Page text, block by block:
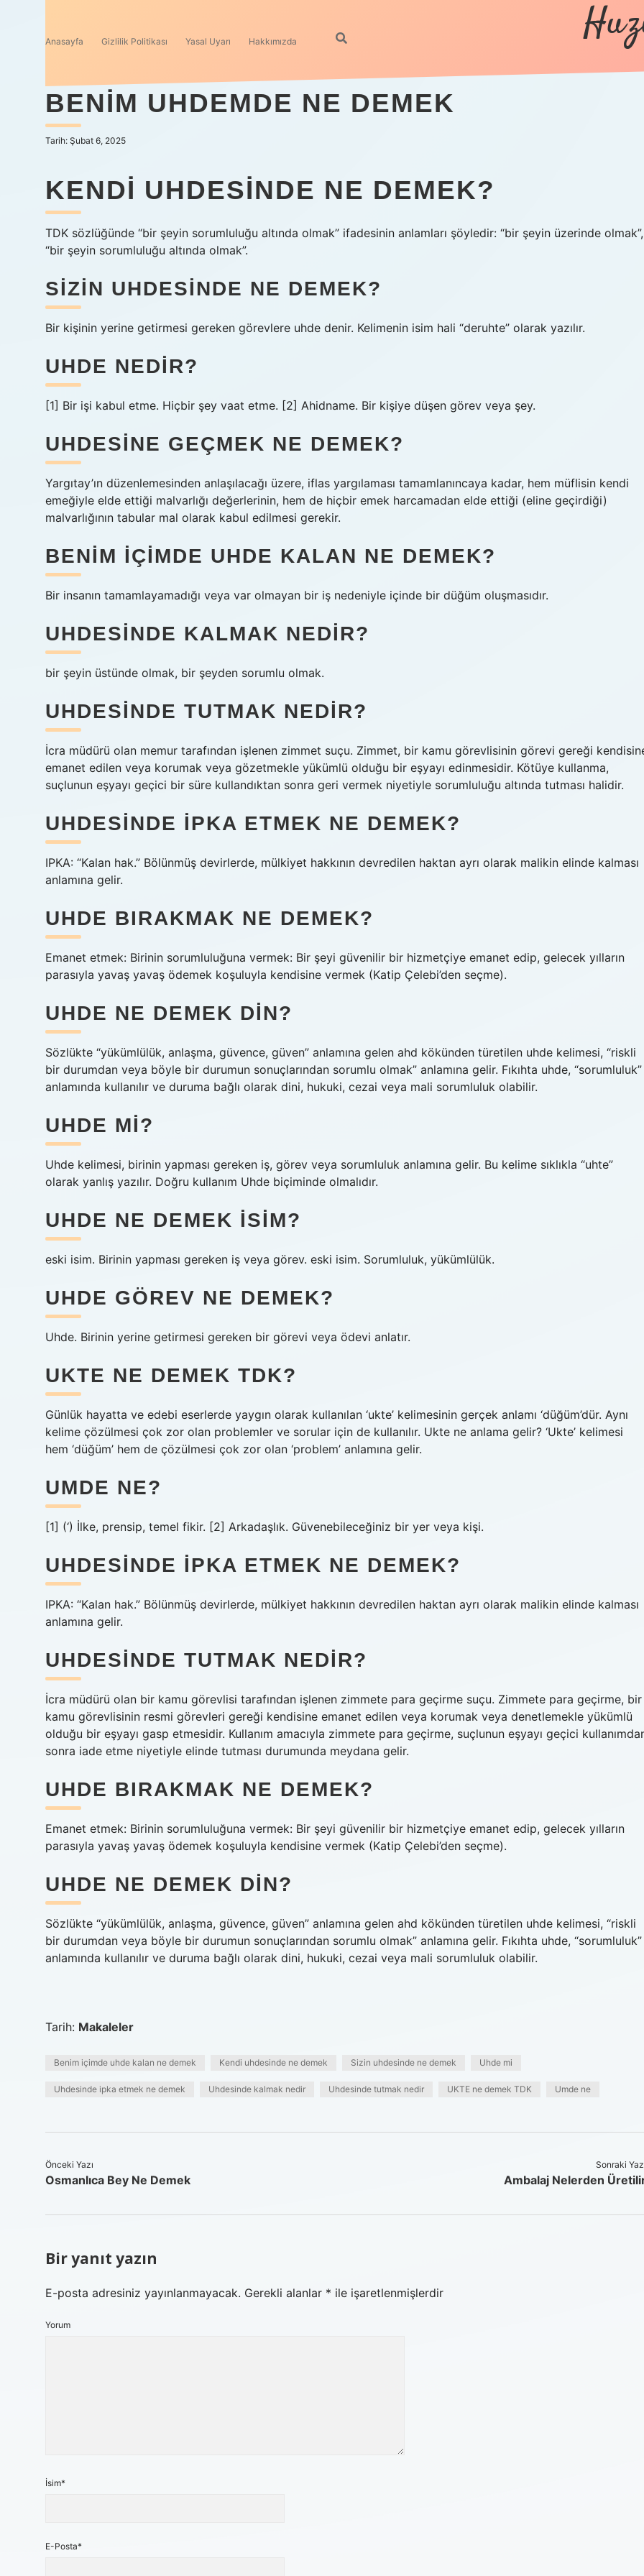
Anasayfa Gizlilik Politikası Yasal Uyarı Hakkımızda
BENIM UHDEMDE NE DEMEK
Tarih: Şubat 6, 2025
KENDI UHDESINDE NE DEMEK?
TDK sözlüğünde “bir şeyin sorumluluğu altında olmak” ifadesinin anlamları şöyledir: “bir şeyin üzerinde olmak”,
“bir şeyin sorumluluğu altında olmak”.
SIZIN UHDESINDE NE DEMEK?
Bir kişinin yerine getirmesi gereken görevlere uhde denir. Kelimenin isim hali “deruhte” olarak yazılır.
UHDE NEDIR?
[1] Bir işi kabul etme. Hiçbir şey vaat etme. [2] Ahidname. Bir kişiye düşen görev veya şey.
UHDESINE GEÇMEK NE DEMEK?
Yargıtay’ın düzenlemesinden anlaşılacağı üzere, iflas yargılaması tamamlanıncaya kadar, hem müflisin kendi
emeğiyle elde ettiği malvarlığı değerlerinin, hem de hiçbir emek harcamadan elde ettiği (eline geçirdiği)
malvarlığının tabular mal olarak kabul edilmesi gerekir.
BENIM IÇIMDE UHDE KALAN NE DEMEK?
Bir insanın tamamlayamadığı veya var olmayan bir iş nedeniyle içinde bir düğüm oluşmasıdır.
UHDESINDE KALMAK NEDIR?
bir şeyin üstünde olmak, bir şeyden sorumlu olmak.
UHDESINDE TUTMAK NEDIR?
İcra müdürü olan memur tarafından işlenen zimmet suçu. Zimmet, bir kamu görevlisinin görevi gereği
emanet edilen veya korumak veya gözetmekle yükümlü olduğu bir eşyayı edinmesidir. Kötüye kullanma,
suçlunun eşyayı geçici bir süre kullandıktan sonra geri vermek niyetiyle sorumluluğu altında tutması halidir.
UHDESINDE IPKA ETMEK NE DEMEK?
IPKA: “Kalan hak.” Bölünmüş devirlerde, mülkiyet hakkının devredilen haktan ayrı olarak malikin elinde kalması
anlamına gelir.
UHDE BIRAKMAK NE DEMEK?
Emanet etmek: Birinin sorumluluğuna vermek: Bir şeyi güvenilir bir hizmetçiye emanet edip, gelecek yılların
parasıyla yavaş yavaş ödemek koşuluyla kendisine vermek (Katip Çelebi’den seçme).
UHDE NE DEMEK DIN?
Sözlükte “yükümlülük, anlaşma, güvence, güven” anlamına gelen ahd kökünden türetilen uhde kelimesi, “riskli
bir durumdan veya böyle bir durumun sonuçlarından sorumlu olmak” anlamına gelir. Fıkıhta uhde, “sorumluluk”
anlamında kullanılır ve duruma bağlı olarak dini, hukuki, cezai veya mali sorumluluk olabilir.
UHDE MI?
Uhde kelimesi, birinin yapması gereken iş, görev veya sorumluluk anlamına gelir. Bu kelime sıklıkla “uhte”
olarak yanlış yazılır. Doğru kullanım Uhde biçiminde olmalıdır.
UHDE NE DEMEK ISIM?
eski isim. Birinin yapması gereken iş veya görev. eski isim. Sorumluluk, yükümlülük.
UHDE GÖREV NE DEMEK?
Uhde. Birinin yerine getirmesi gereken bir görevi veya ödevi anlatır.
UKTE NE DEMEK TDK?
Günlük hayatta ve edebi eserlerde yaygın olarak kullanılan ‘ukte’ kelimesinin gerçek anlamı ‘düğüm’dür. Aynı
kelime çözülmesi çok zor olan problemler ve sorular için de kullanılır. Ukte ne anlama gelir? ‘Ukte’ kelimesi
hem ‘düğüm’ hem de çözülmesi çok zor olan ‘problem’ anlamına gelir.
UMDE NE?
[1] (‘) İlke, prensip, temel fikir. [2] Arkadaşlık. Güvenebileceğiniz bir yer veya kişi.
UHDESINDE IPKA ETMEK NE DEMEK?
IPKA: “Kalan hak.” Bölünmüş devirlerde, mülkiyet hakkının devredilen haktan ayrı olarak malikin elinde kalması
anlamına gelir.
UHDESINDE TUTMAK NEDIR?
İcra müdürü olan bir kamu görevlisi tarafından işlenen zimmete para geçirme suçu. Zimmete para geçirme, bir
kamu görevlisinin resmi görevleri gereği kendisine emanet edilen veya korumak veya denetlemekle yükümlü
olduğu bir eşyayı gasp etmesidir. Kullanım amacıyla zimmete para geçirme, suçlunun eşyayı geçici
sonra iade etme niyetiyle elinde tutması durumunda meydana gelir.
UHDE BIRAKMAK NE DEMEK?
Emanet etmek: Birinin sorumluluğuna vermek: Bir şeyi güvenilir bir hizmetçiye emanet edip, gelecek yılların
parasıyla yavaş yavaş ödemek koşuluyla kendisine vermek (Katip Çelebi’den seçme).
UHDE NE DEMEK DIN?
Sözlükte “yükümlülük, anlaşma, güvence, güven” anlamına gelen ahd kökünden türetilen uhde kelimesi, “riskli
bir durumdan veya böyle bir durumun sonuçlarından sorumlu olmak” anlamına gelir. Fıkıhta uhde, “sorumluluk”
anlamında kullanılır ve duruma bağlı olarak dini, hukuki, cezai veya mali sorumluluk olabilir.
Tarih: Makaleler
Benim içimde uhde kalan ne demek Kendi uhdesinde ne demek Sizin uhdesinde ne demek Uhde mi
Uhdesinde ipka etmek ne demek Uhdesinde kalmak nedir Uhdesinde tutmak nedir UKTE ne demek TDK Umde ne
Önceki Yazı
Osmanlıca Bey Ne Demek
Sonraki
Ambalaj Nelerden
Bir yanıt yazın
E-posta adresiniz yayınlanmayacak. Gerekli alanlar * ile işaretlenmişlerdir
Yorum
İsim*
E-Posta*